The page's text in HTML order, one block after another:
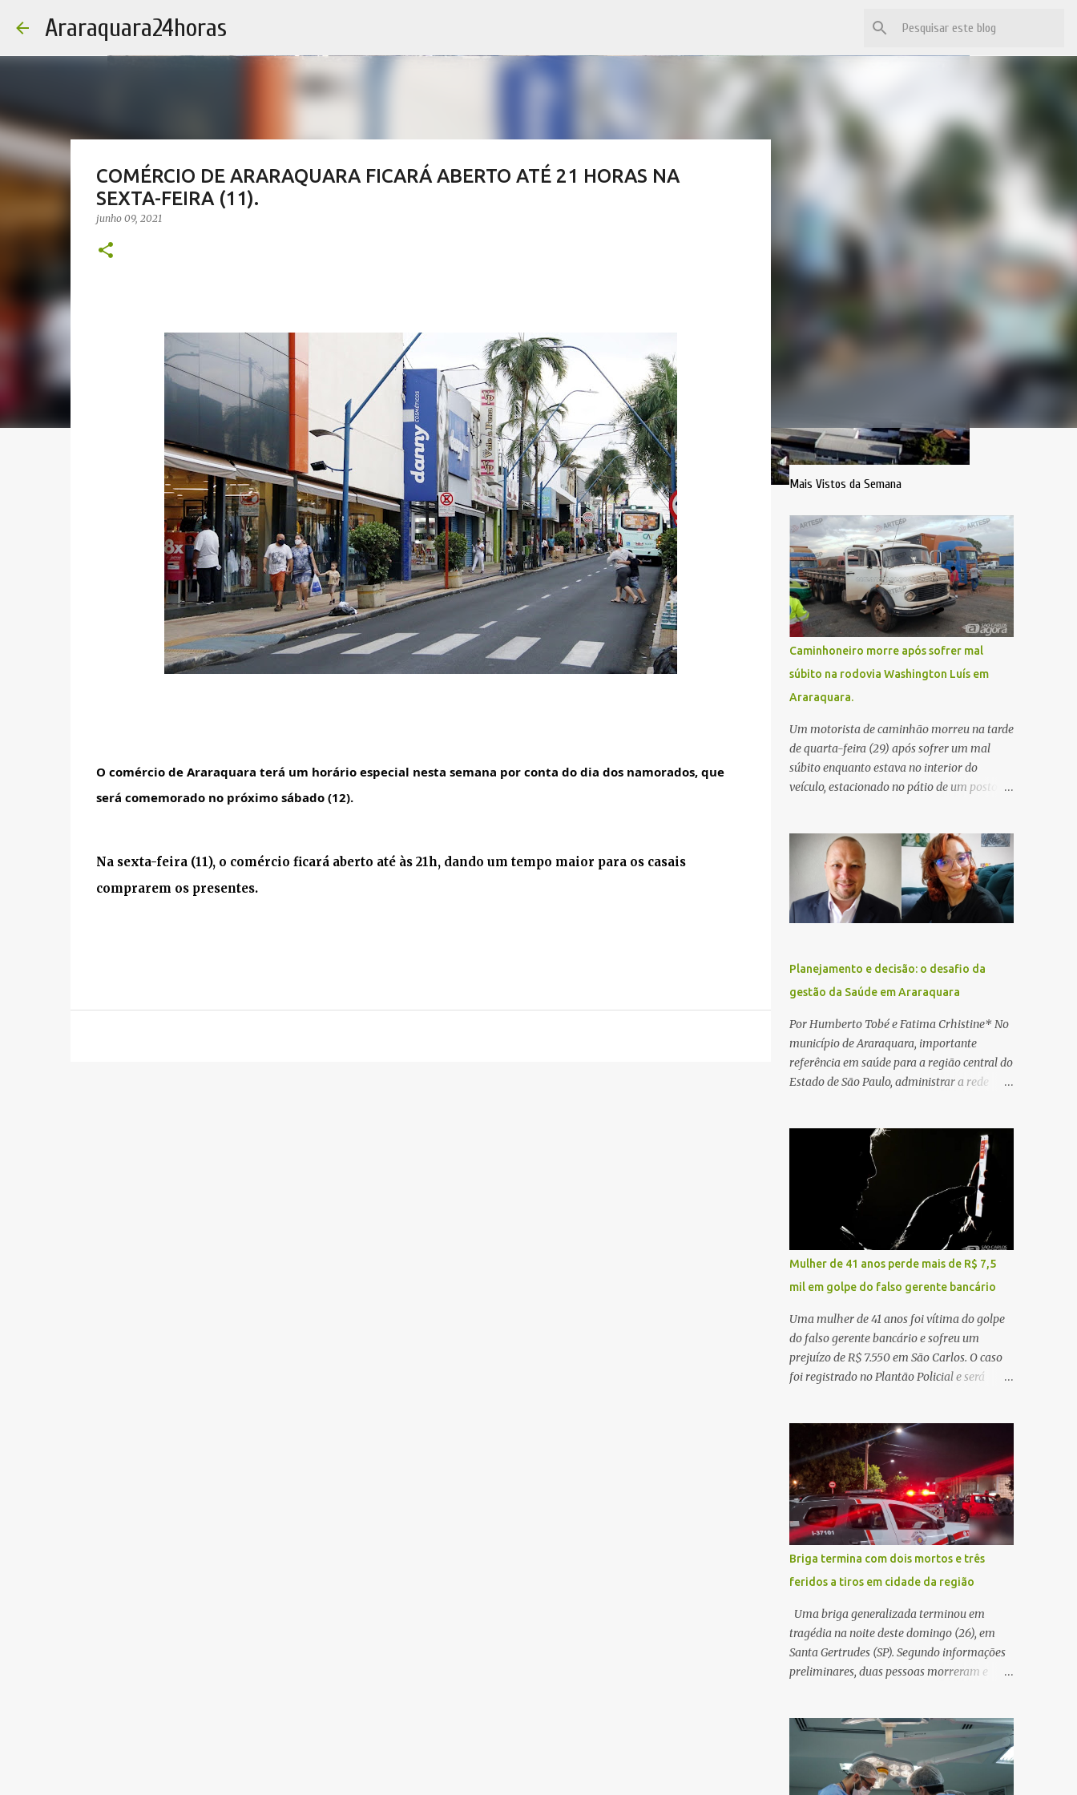
Araraquara24horas
COMÉRCIO DE ARARAQUARA FICARÁ ABERTO ATÉ 21 HORAS NA
SEXTA-FEIRA (11).
junho 09, 2021
O comércio de Araraquara terá um horário especial nesta semana por conta do dia dos namorados, que
será comemorado no próximo sábado (12).
Na sexta-feira (11), o comércio ficará aberto até às 21h, dando um tempo maior para os casais
comprarem os presentes.
Mais Vistos da Semana
Caminhoneiro morre após sofrer mal
súbito na rodovia Washington Luís em
Araraquara.
Um motorista de caminhão morreu na tarde
de quarta-feira (29) após sofrer um mal
súbito enquanto estava no interior do
veículo, estacionado no pátio de um posto de
Araraquara. De acordo com informações da
Artesp, a concessionária foi acionada por
meio do telefone 0800 após relatos de que
havia um condutor inconsciente dentro de
um caminhão. Equipes de resgate foram
encontraram a vítima em parada
cardiorrespiratória. Os socorristas iniciaram
imediatamente as manobras de reanimação
cardiopulmonar (RCP), porém, apesar de
todos os esforços, o motorista não
respondeu aos procedimentos. Às 17h03,
médicos da Unidade de Suporte Avançado
Planejamento e decisão: o desafio da
gestão da Saúde em Araraquara
Por Humberto Tobé e Fatima Crhistine* No
município de Araraquara, importante
referência em saúde para a região central do
Estado de São Paulo, administrar a rede
A cidade concentra hospitais, unidades
especializadas e serviços de média e alta
complexidade que atendem pacientes não
apenas do município, mas também de
diversas cidades do entorno, ampliando
significativamente a responsabilidade da
gestão sobre o Sistema Único de Saúde
(SUS). Nos últimos anos, o Governo Federal
tem ampliado investimentos destinados ao
fortalecimento da atenção básica, da
infraestrutura hospitalar e da
regionalização dos serviços de saúde.
Entretanto, em um cenário de demandas
pública não é apenas investir mais, mas
decidir melhor onde investir para produzir o
maior benefício possível à população. Essa
reflexão encontra respaldo tanto na teoria
da admini...
Mulher de 41 anos perde mais de R$ 7,5
mil em golpe do falso gerente bancário
Uma mulher de 41 anos foi vítima do golpe
do falso gerente bancário e sofreu um
prejuízo de R$ 7.550 em São Carlos. O caso
foi registrado no Plantão Policial e será
ocorrência, a vítima recebeu contato pelo
WhatsApp de um homem que afirmava ser
o novo gerente da conta bancária da
empresa. O suspeito alegou que seria
necessário atualizar o cadastro da conta e
passou a orientar a vítima sobre os
procedimentos que deveriam ser realizados.
Dias depois, o golpista enviou um
documento em PDF simulando uma
comunicação oficial da instituição
financeira. Na sequência, entrou em contato
por telefone e encaminhou um link,
orientando a vítima a acessá-lo pelo
procedimento, a conta bancária ficou
bloqueada por algumas horas. Sem
conseguir acessar o sistema, a vítima tentou
novamente contato com o suposto gerente,
Briga termina com dois mortos e três
feridos a tiros em cidade da região
Uma briga generalizada terminou em
tragédia na noite deste domingo (26), em
Santa Gertrudes (SP). Segundo informações
preliminares, duas pessoas morreram e
adega. O caso aconteceu por volta das
20h40, na região da Avenida João Vitte. De
acordo com as primeiras informações, a
confusão teria começado dentro do